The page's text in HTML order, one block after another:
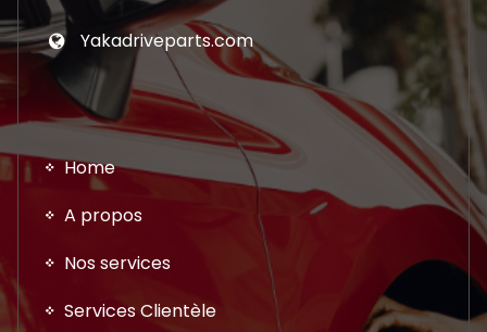
Yakadriveparts.com
Home
A propos
Nos services
Services Clientèle